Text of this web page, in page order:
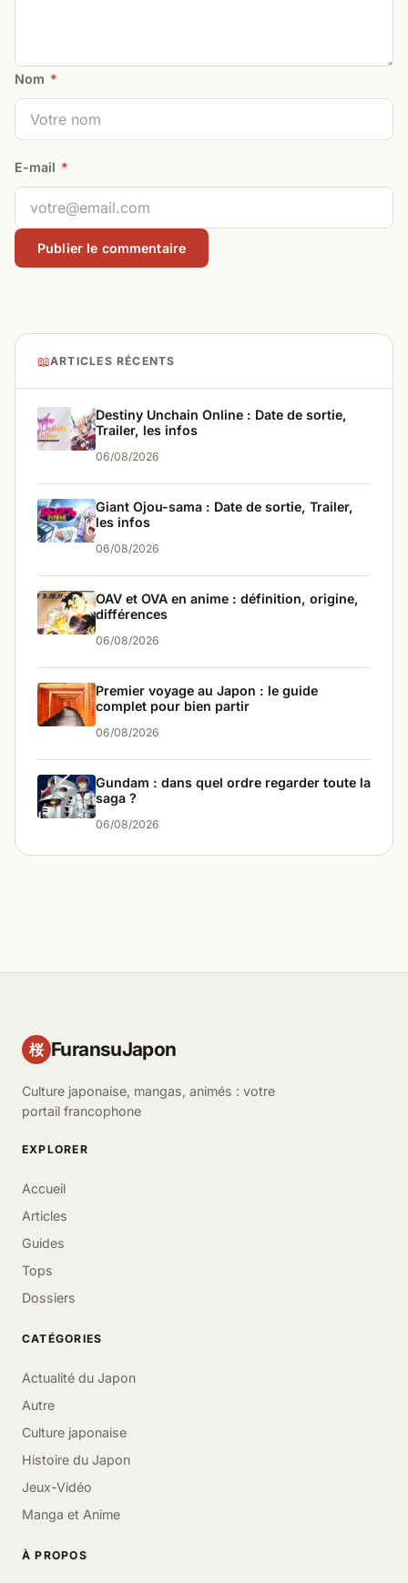
Nom *
E-mail *
📖ARTICLES RÉCENTS
Destiny Unchain Online : Date de sortie,
Trailer, les infos
06/08/2026
Giant Ojou-sama : Date de sortie, Trailer,
les infos
06/08/2026
OAV et OVA en anime : définition, origine,
différences
06/08/2026
Premier voyage au Japon : le guide
complet pour bien partir
06/08/2026
Gundam : dans quel ordre regarder toute la
saga ?
06/08/2026
桜 FuransuJapon
Culture japonaise, mangas, animés : votre
portail francophone
EXPLORER
Accueil
Articles
Guides
Tops
Dossiers
CATÉGORIES
Actualité du Japon
Autre
Culture japonaise
Histoire du Japon
Jeux-Vidéo
Manga et Anime
À PROPOS